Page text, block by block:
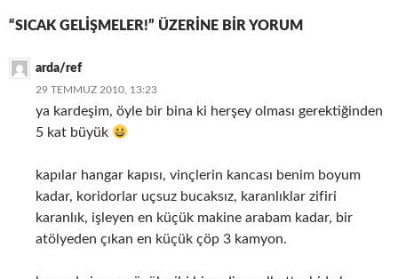
“SICAK GELIŞMELER!” ÜZERINE BIR YORUM
arda/ref
29 TEMMUZ 2010, 13:23
ya kardeşim, öyle bir bina ki herşey olması gerektiğinden
5 kat büyük
kapılar hangar kapısı, vinçlerin kancası benim boyum
kadar, koridorlar uçsuz bucaksız, karanlıklar zifiri
karanlık, işleyen en küçük makine arabam kadar, bir
atölyeden çıkan en küçük çöp 3 kamyon.